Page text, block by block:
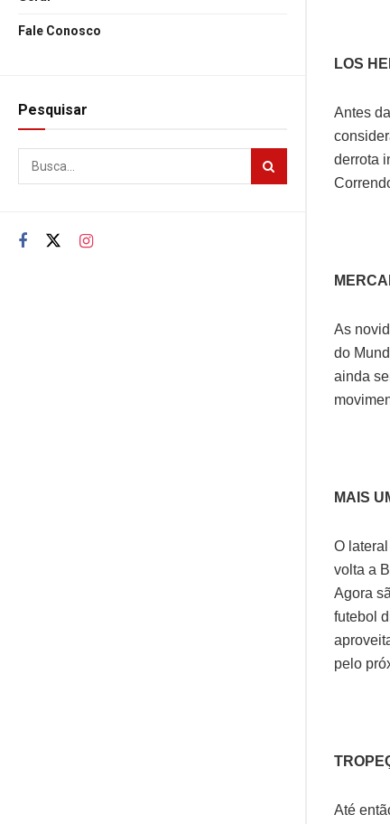
Fale Conosco
Pesquisar
LOS
Antes
derrota
As
do
ainda
MAIS
O
volta a
Agora
futebol
pelo
Até